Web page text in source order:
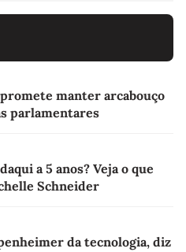
manter arcabouço
parlamentares
a 5 anos? Veja o que
Schneider
da tecnologia, diz